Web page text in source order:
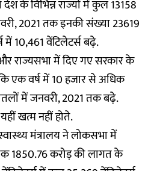
के विभिन्न राज्यों में कुल 13158
2021 तक इनकी संख्या 23619
में 10,461 वेंटिलेटर्स बढ़े.
राज्यसभा में दिए गए सरकार के
एक वर्ष में 10 हजार से अधिक
में जनवरी, 2021 तक बढ़े.
खत्म नहीं होते.
मंत्रालय ने लोकसभा में
1850.76 करोड़ की लागत के